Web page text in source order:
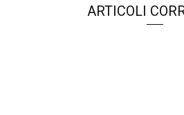
ARTICOLI